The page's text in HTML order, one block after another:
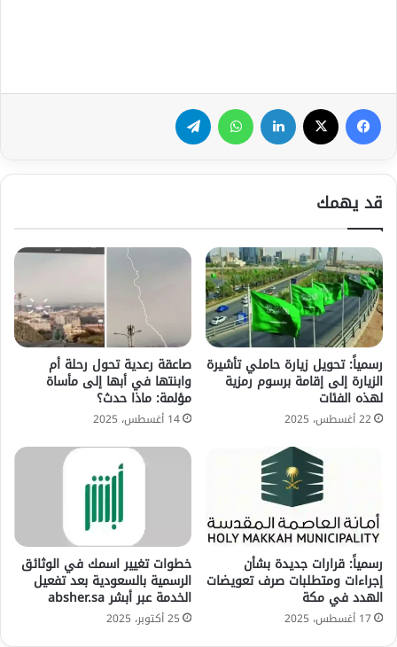
فيسبوك لينكدإن واتساب
قد يهمك
رسمياً: تحويل زيارة حاملي تأشيرة
الزيارة إلى إقامة برسوم رمزية
لهذه الفئات
22 أغسطس، 2025
صاعقة رعدية تحول رحلة أم
وابنتها في أبها إلى مأساة
مؤلمة: ماذا حدث؟
14 أغسطس، 2025
رسمياً: قرارات جديدة بشأن
إجراءات ومتطلبات صرف تعويضات
الهدد في مكة
17 أغسطس، 2025
خطوات تغيير اسمك في الوثائق
الرسمية بالسعودية بعد تفعيل
الخدمة عبر أبشر absher.sa
25 أكتوبر، 2025